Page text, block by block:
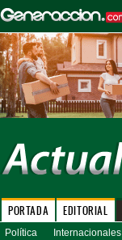
PORTADA EDITORIAL
Política Internacionales